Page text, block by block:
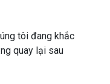
tôi đang khắc
quay lại sau